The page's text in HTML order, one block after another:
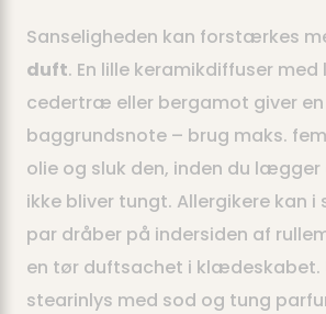
Sanseligheden kan forstærkes
duft. En lille keramikdiffuser med
cedertræ eller bergamot giver
baggrundsnote – brug maks.
olie og sluk den, inden du
ikke bliver tungt. Allergikere kan
par dråber på indersiden af
en tør duftsachet i klædeskabet.
stearinlys med sod og tung